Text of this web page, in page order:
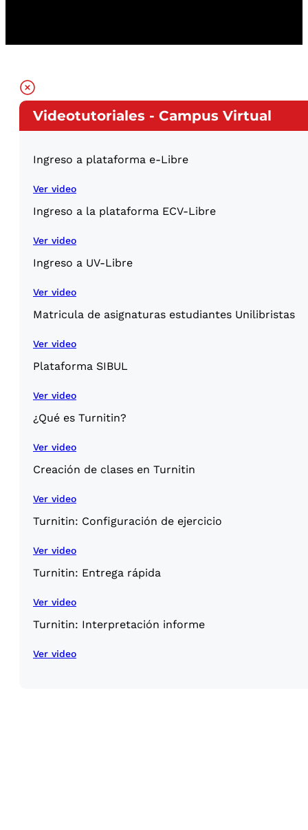
Videotutoriales - Campus Virtual
Ingreso a plataforma e-Libre
Ver video
Ingreso a la plataforma ECV-Libre
Ver video
Ingreso a UV-Libre
Ver video
Matricula de asignaturas estudiantes Unilibristas
Ver video
Plataforma SIBUL
Ver video
¿Qué es Turnitin?
Ver video
Creación de clases en Turnitin
Ver video
Turnitin: Configuración de ejercicio
Ver video
Turnitin: Entrega rápida
Ver video
Turnitin: Interpretación informe
Ver video